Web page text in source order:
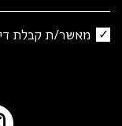
מאשר/ת קבלת